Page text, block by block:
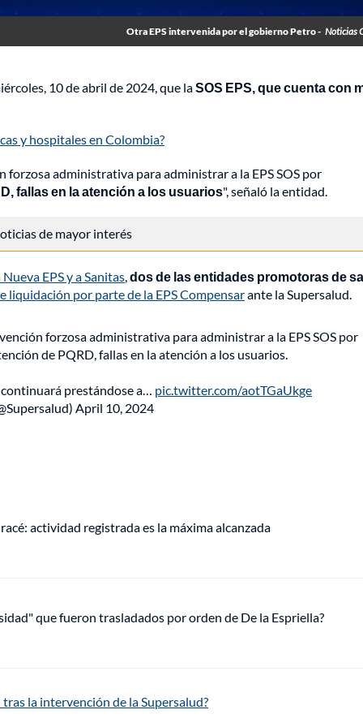
Otra EPS intervenida por el gobierno Petro - Noticias
10 de abril de 2024, que laSOS EPS, que cuenta con
y hospitales en Colombia?
administrativa para administrar a la EPS SOS por
fallas en la atención a los usuarios", señaló la entidad.
de mayor interés
EPS y a Sanitas,dos de las entidades promotoras de
liquidación por parte de la EPS Compensarante la Supersalud.
forzosa administrativa para administrar a la EPS SOS por
de PQRD, fallas en la atención a los usuarios.
prestándose a… pic.twitter.com/aotTGaUkge
April 10, 2024
actividad registrada es la máxima alcanzada
que fueron trasladados por orden de De la Espriella?
tras la intervención de la Supersalud?